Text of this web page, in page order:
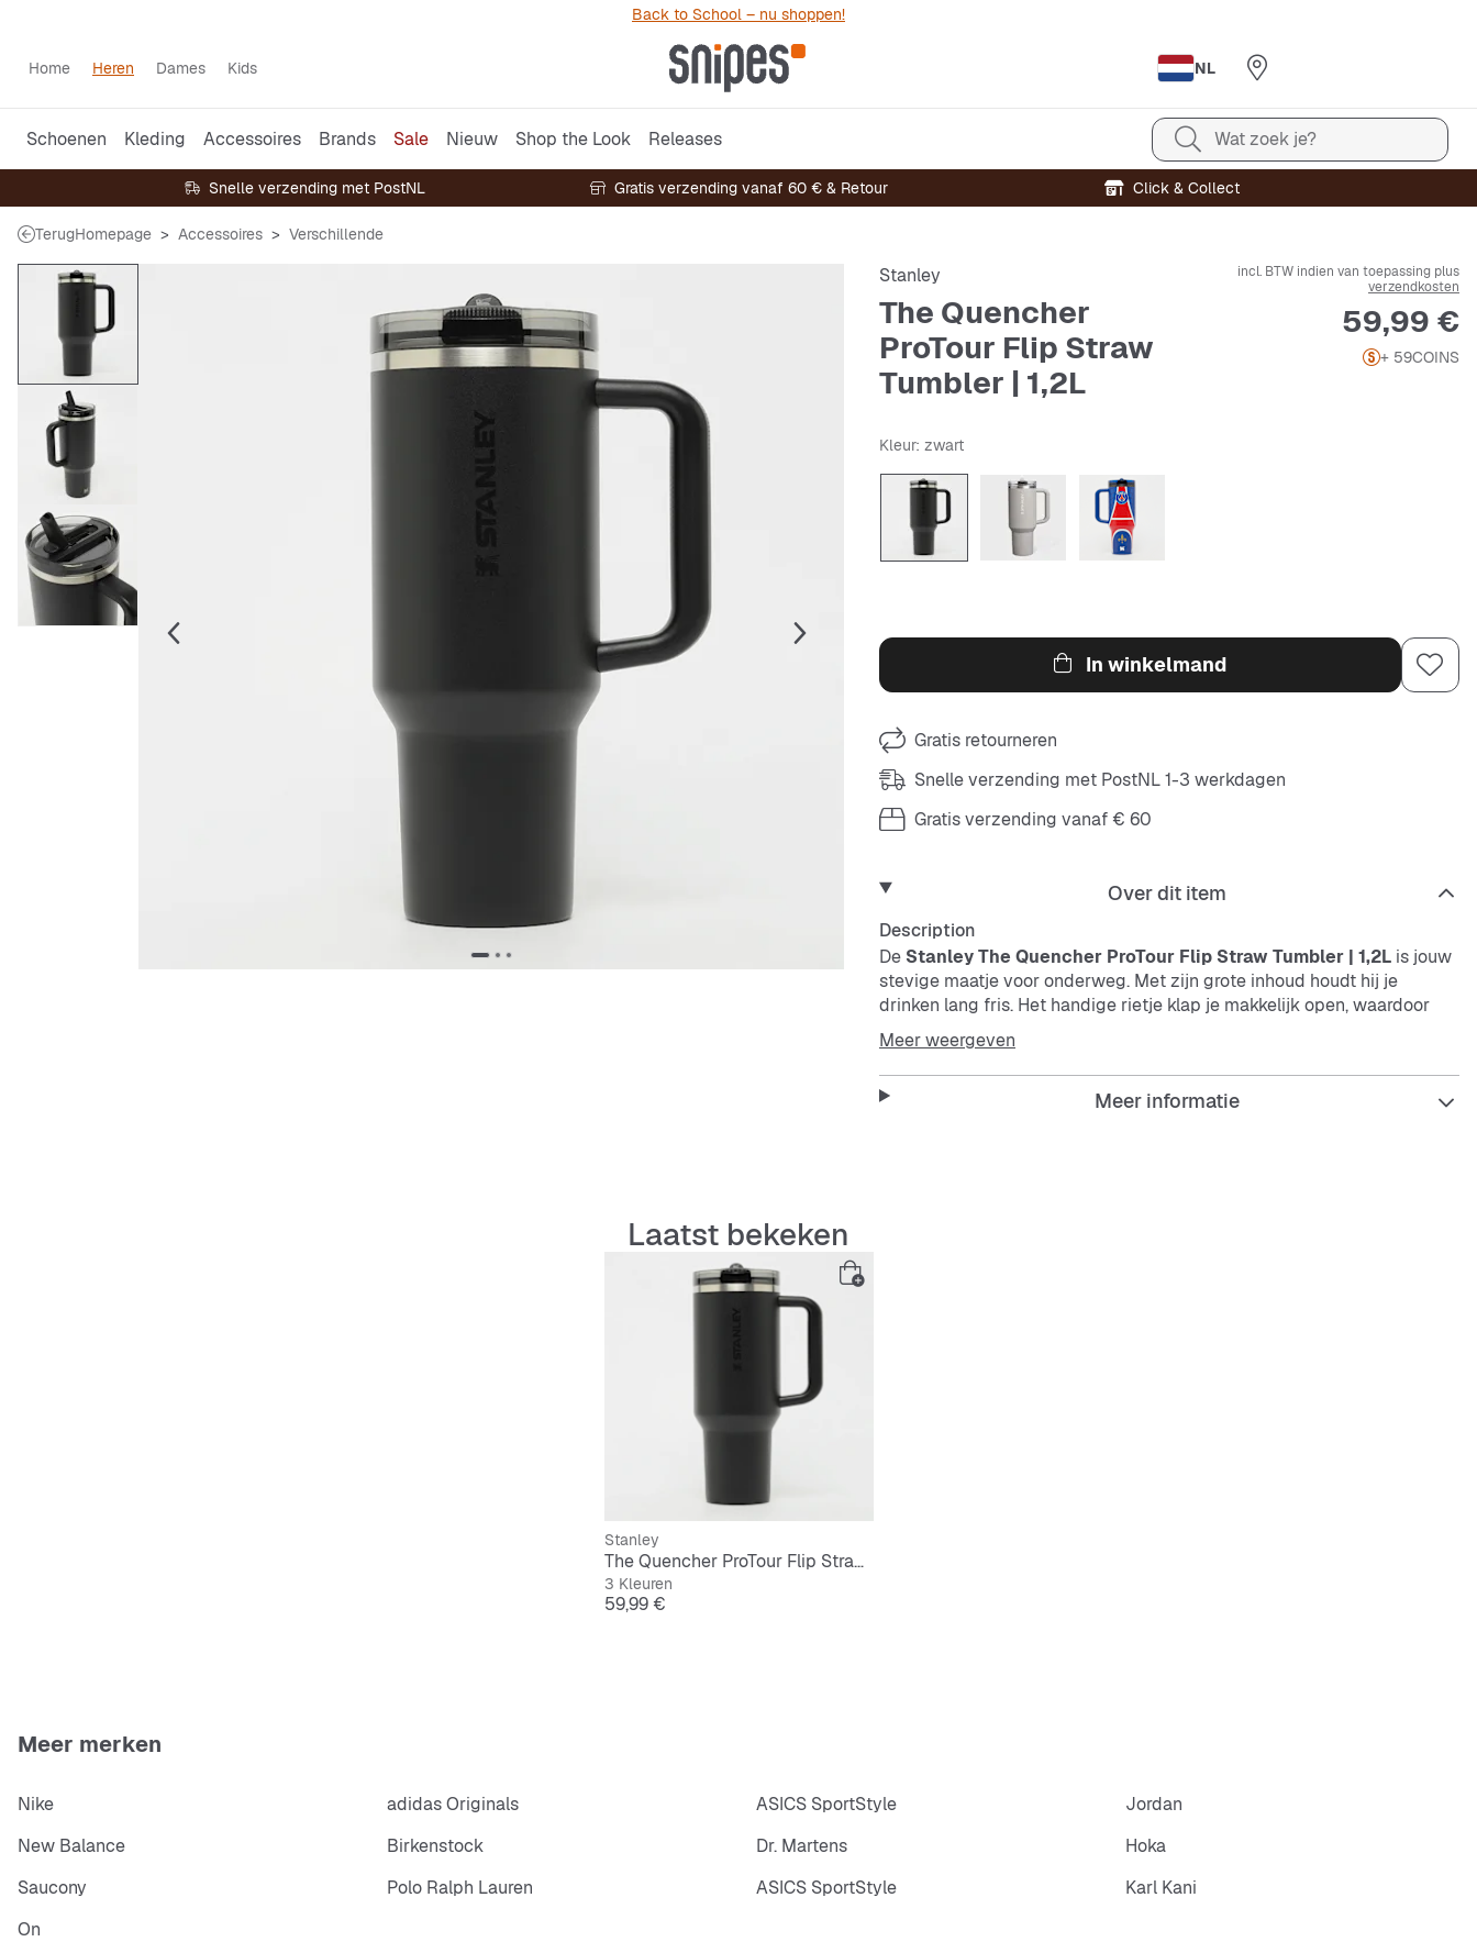
Back to School – nu shoppen!
Home Heren Dames Kids NL
Schoenen Kleding Accessoires Brands Sale Nieuw Shop the Look Releases Wat zoek je?
Snelle verzending met PostNL Gratis verzending vanaf 60 € & Retour Click & Collect
TerugHomepage Accessoires Verschillende
Stanley
The Quencher
ProTour Flip Straw
Tumbler | 1,2L
incl. BTW indien van toepassing plus
verzendkosten
Prijs
59,99 €
+ 59COINS
Kleur: zwart
In winkelmand
Gratis retourneren
Snelle verzending met PostNL 1-3 werkdagen
Gratis verzending vanaf € 60
Over dit item
Description
De Stanley The Quencher ProTour Flip Straw Tumbler | 1,2L is jouw
stevige maatje voor onderweg. Met zijn grote inhoud houdt hij je
drinken lang fris. Het handige rietje klap je makkelijk open, waardoor
drinken super simpel wordt.
Features:
Meer weergeven
Meer informatie
Laatst bekeken
Stanley
The Quencher ProTour Flip Straw Tumbler | 1,2L
3 Kleuren
Prijs
59,99 €
Meer merken
Nike adidas Originals ASICS SportStyle
Jordan
New Balance
Birkenstock Dr. Martens
Hoka
Saucony
Polo Ralph Lauren ASICS SportStyle
Karl Kani
On